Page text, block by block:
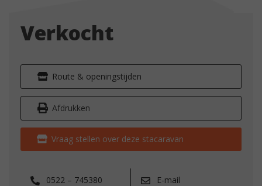
Verkocht
Route & openingstijden
Afdrukken
Vraag stellen over deze stacaravan
0522 – 745380 E-mail